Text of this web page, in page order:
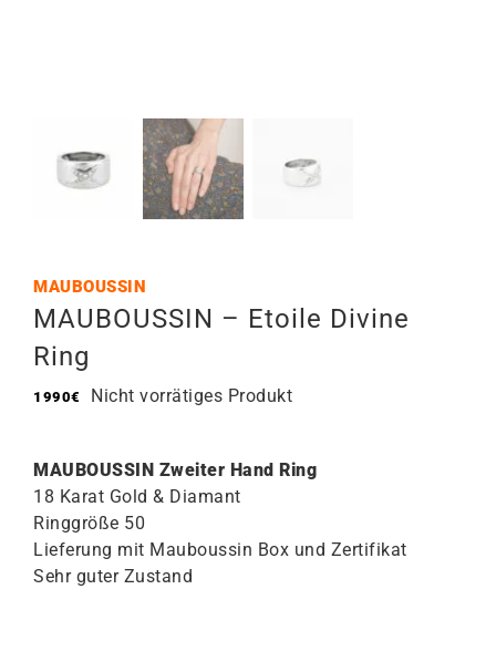
MAUBOUSSIN
MAUBOUSSIN – Etoile Divine
Ring
1990€ Nicht vorrätiges Produkt
MAUBOUSSIN Zweiter Hand Ring
18 Karat Gold & Diamant
Ringgröße 50
Lieferung mit Mauboussin Box und Zertifikat
Sehr guter Zustand